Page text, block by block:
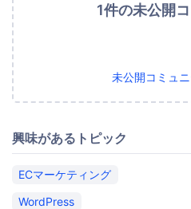
1件の未公開
未公開コミュ
興味があるトピック
ECマーケティング
WordPress